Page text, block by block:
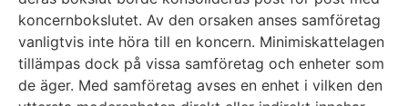
koncernbokslutet. Av den orsaken anses samföretag
vanligtvis inte höra till en koncern. Minimiskattelagen
tillämpas dock på vissa samföretag och enheter som
de äger. Med samföretag avses en enhet i vilken den